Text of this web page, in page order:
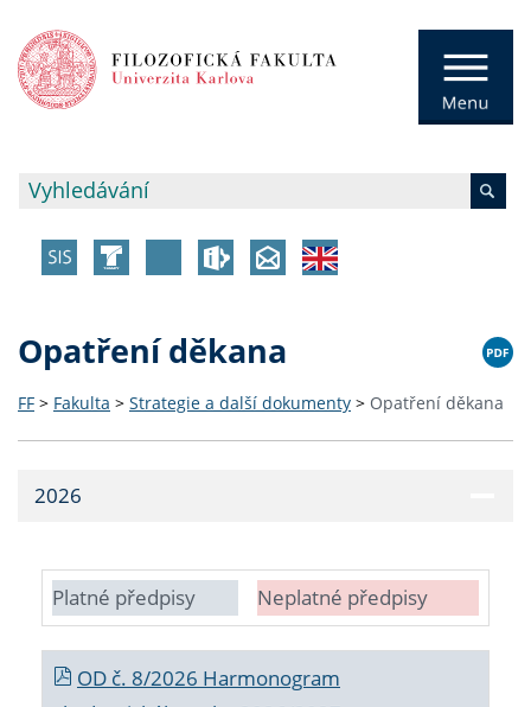
Opatření děkana
FF > Fakulta > Strategie a další dokumenty > Opatření děkana
2026
Platné předpisy Neplatné předpisy
OD č. 8/2026 Harmonogram